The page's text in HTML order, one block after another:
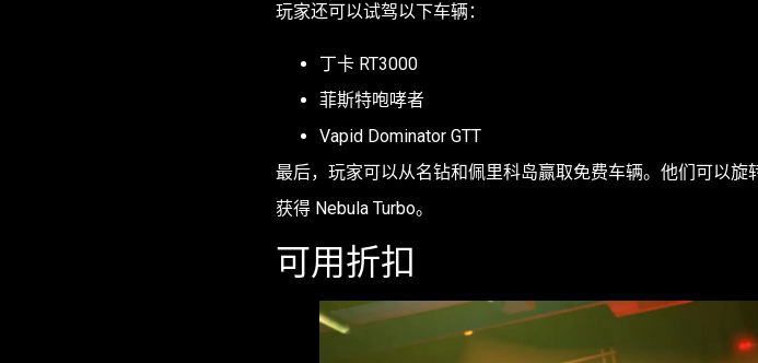
玩家还可以试驾以下车辆：
丁卡 RT3000
菲斯特咆哮者
Vapid Dominator GTT
最后，玩家可以从名钻和佩里科岛赢取免费车辆。他们可以旋
获得 Nebula Turbo。
可用折扣